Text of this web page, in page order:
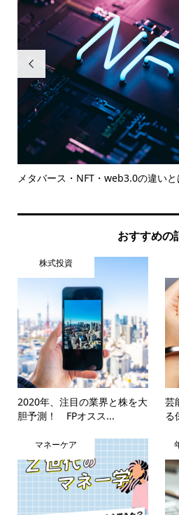

メタバース・NFT・web3.0の違い
おすすめの
株式投資
2020年、注目の業界と株を大
胆予測！ FPオスス...
芸
る
マネーケア